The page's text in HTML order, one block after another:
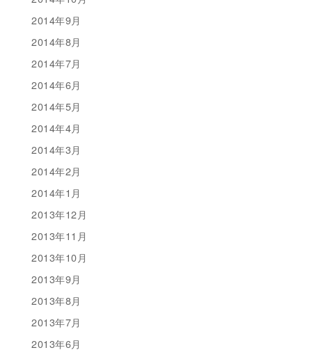
2014年9月
2014年8月
2014年7月
2014年6月
2014年5月
2014年4月
2014年3月
2014年2月
2014年1月
2013年12月
2013年11月
2013年10月
2013年9月
2013年8月
2013年7月
2013年6月